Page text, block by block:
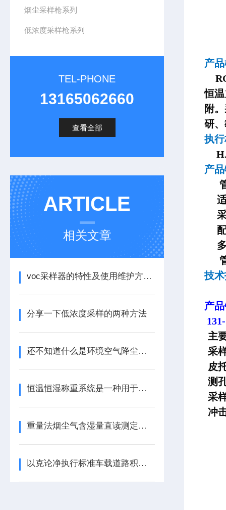
烟尘采样枪系列
低浓度采样枪系列
TEL-PHONE
13165062660
查看全部
ARTICLE
相关文章
voc采样器的特性及使用维护方法看完本篇便知
分享一下低浓度采样的两种方法
还不知道什么是环境空气降尘监测那就看看本篇吧
恒温恒湿称重系统是一种用于精确测量材料质量的设备
重量法烟尘气含湿量直读测定方法
以克论净执行标准车载道路积尘快速测定仪
产
恒
附
研
执
产
适
采
配
多
技
产
主
采
皮
测
采
冲